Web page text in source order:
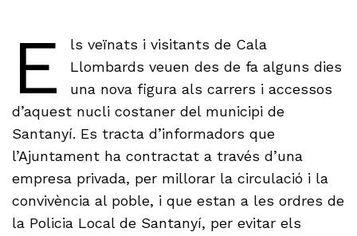
E
ls veïnats i visitants de Cala
Llombards veuen des de fa alguns dies
una nova figura als carrers i accessos
d’aquest nucli costaner del municipi de
Santanyí. Es tracta d’informadors que
l’Ajuntament ha contractat a través d’una
empresa privada, per millorar la circulació i la
convivència al poble, i que estan a les ordres de
la Policia Local de Santanyí, per evitar els